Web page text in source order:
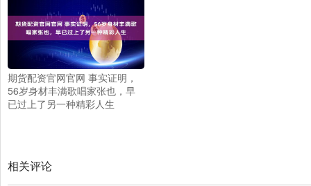
期货配资官网官网 事实证明，
56岁身材丰满歌唱家张也，早
已过上了另一种精彩人生
相关评论